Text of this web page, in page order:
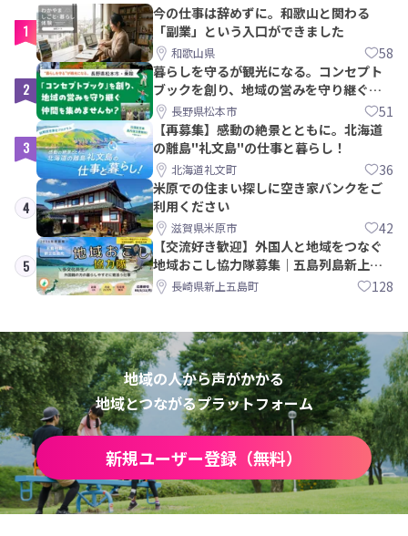
1
今の仕事は辞めずに。和歌山と関わる
「副業」という入口ができました
和歌山県 58
2
暮らしを守るが観光になる。コンセプト
ブックを創り、地域の営みを守り継ぐ仲
間を集めませんか？
長野県松本市 51
3
【再募集】感動の絶景とともに。北海道
の離島"礼文島"の仕事と暮らし！
北海道礼文町 36
4
米原での住まい探しに空き家バンクをご
利用ください
滋賀県米原市 42
5
【交流好き歓迎】外国人と地域をつなぐ
地域おこし協力隊募集｜五島列島新上五
島町長崎県新上五島町 128
地域の人から声がかかる
地域とつながるプラットフォーム
新規ユーザー登録（無料）